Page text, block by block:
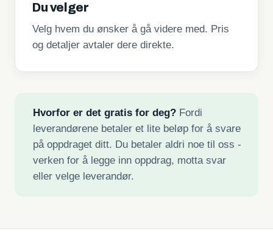
Du velger
Velg hvem du ønsker å gå videre med. Pris
og detaljer avtaler dere direkte.
Hvorfor er det gratis for deg?Fordi
leverandørene betaler et lite beløp for å svare
på oppdraget ditt. Du betaler aldri noe til oss -
verken for å legge inn oppdrag, motta svar
eller velge leverandør.